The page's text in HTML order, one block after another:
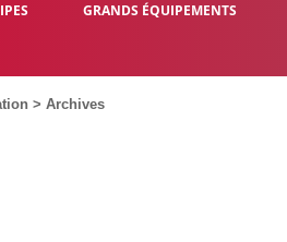
GRANDS ÉQUIPEMENTS
> Archives